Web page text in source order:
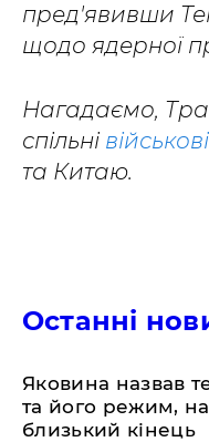
пред'явивши
щодо ядерної
Нагадаємо,
спільні
та Китаю.
Останні
Яковина назвав
та його режим,
близький кінець